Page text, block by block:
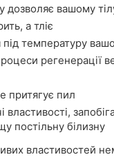
дозволяє вашому
а тліє
температуру
регенерації
притягує пил
властивості,
постільну білизну
властивостей